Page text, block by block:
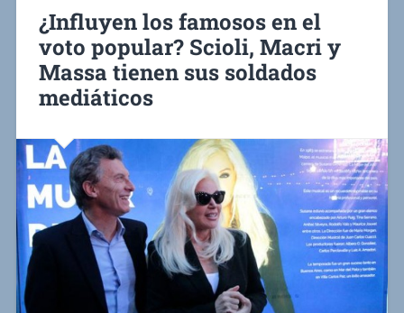
¿Influyen los famosos en el
voto popular? Scioli, Macri y
Massa tienen sus soldados
mediáticos